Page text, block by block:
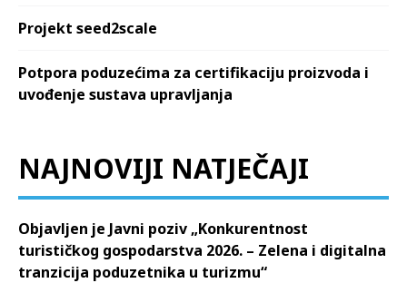
Projekt seed2scale
Potpora poduzećima za certifikaciju proizvoda i
uvođenje sustava upravljanja
NAJNOVIJI NATJEČAJI
Objavljen je Javni poziv „Konkurentnost
turističkog gospodarstva 2026. – Zelena i digitalna
tranzicija poduzetnika u turizmu“